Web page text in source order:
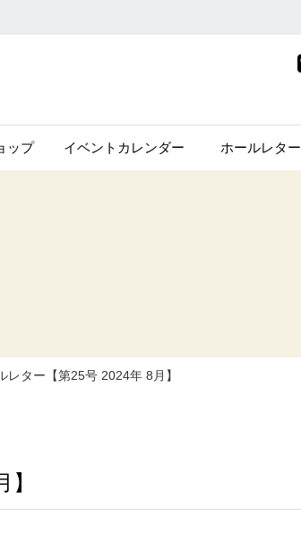
ップ イベントカレンダー ホールレター
レター【第25号 2024年 8月】